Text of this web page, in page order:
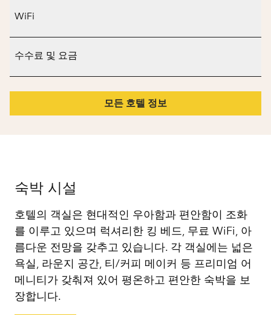
WiFi
수수료 및 요금
모든 호텔 정보
숙박 시설
호텔의 객실은 현대적인 우아함과 편안함이 조화
를 이루고 있으며 럭셔리한 킹 베드, 무료 WiFi, 아
름다운 전망을 갖추고 있습니다. 각 객실에는 넓은
욕실, 라운지 공간, 티/커피 메이커 등 프리미엄 어
메니티가 갖춰져 있어 평온하고 편안한 숙박을 보
장합니다.